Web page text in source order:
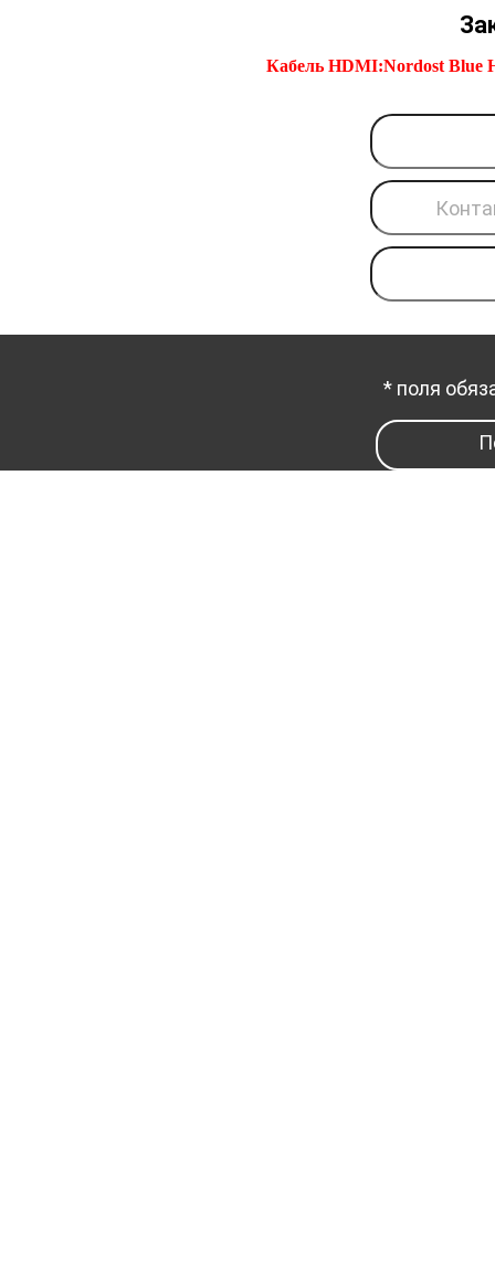
Кабель HDMI:Nordost Blue
* поля